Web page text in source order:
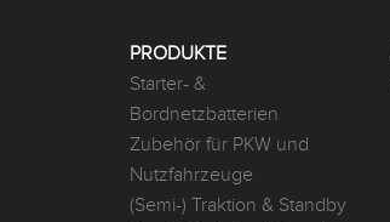
PRODUKTE
Starter- &
Bordnetzbatterien
Zubehör für PKW und
Nutzfahrzeuge
(Semi-) Traktion & Standby